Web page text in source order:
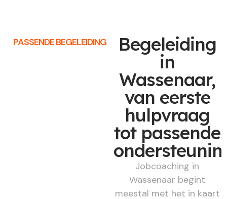
PASSENDE BEGELEIDING Begeleiding
in
Wassenaar,
van eerste
hulpvraag
tot passende
Jobcoaching in
Wassenaar begint
meestal met het in kaart